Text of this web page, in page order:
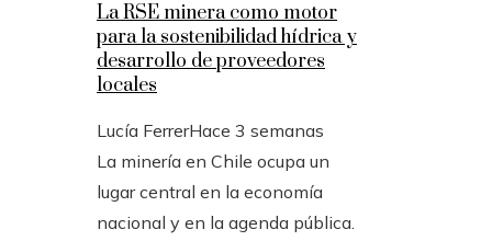
La RSE minera como motor
para la sostenibilidad hídrica y
desarrollo de proveedores
locales
Lucía FerrerHace 3 semanas
La minería en Chile ocupa un
lugar central en la economía
nacional y en la agenda pública.